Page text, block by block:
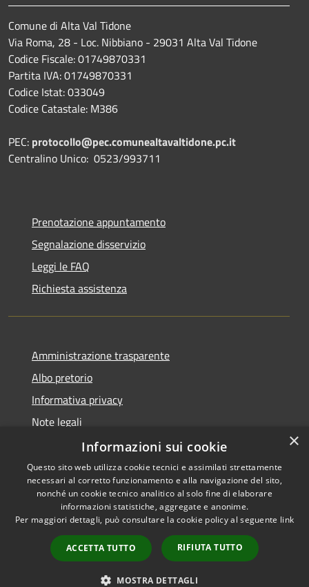
Comune di Alta Val Tidone
Via Roma, 28 - Loc. Nibbiano - 29031 Alta Val Tidone
Codice Fiscale: 01749870331
Partita IVA: 01749870331
Codice Istat: 033049
Codice Catastale: M386
PEC: protocollo@pec.comunealtavaltidone.pc.it
Centralino Unico: 0523/993711
Prenotazione appuntamento
Segnalazione disservizio
Leggi le FAQ
Richiesta assistenza
Amministrazione trasparente
Albo pretorio
Informativa privacy
Note legali
Dichiarazione di accessibilità
RSS
Accessibilità
Copyright © 2026 • Comune di
Municipium•
Accesso
redazione
×
Informazioni sui cookie
Questo sito web utilizza cookie tecnici e assimilati strettamente
necessari al corretto funzionamento e alla navigazione del sito,
nonché un cookie tecnico analitico al solo fine di elaborare
informazioni statistiche, aggregate e anonime.
Per maggiori dettagli, può consultare la cookie policy al seguente link
ACCETTA TUTTO RIFIUTA TUTTO
MOSTRA DETTAGLI